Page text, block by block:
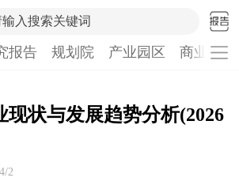
入搜索关键词
报告 规划院 产业园区 商业计
现状与发展趋势分析(2026
2